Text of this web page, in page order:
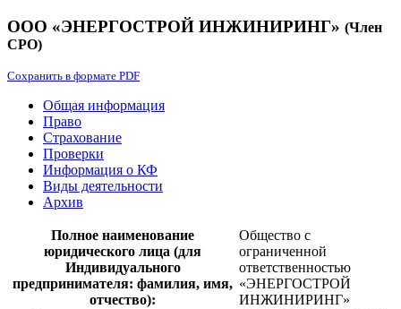
ООО «ЭНЕРГОСТРОЙ ИНЖИНИРИНГ» (Член
СРО)
Сохранить в формате PDF
Общая информация
Право
Страхование
Проверки
Информация о КФ
Виды деятельности
Архив
Полное наименование
юридического лица (для
Индивидуального
предпринимателя: фамилия, имя,
отчество):
Общество с
ограниченной
ответственностью
«ЭНЕРГОСТРОЙ
ИНЖИНИРИНГ»